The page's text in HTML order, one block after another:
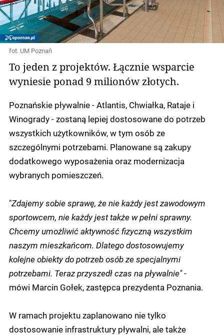
fot. UM Poznań
To jeden z projektów. Łącznie wsparcie
wyniesie ponad 9 milionów złotych.
Poznańskie pływalnie - Atlantis, Chwiałka, Rataje i
Winogrady - zostaną lepiej dostosowane do potrzeb
wszystkich użytkowników, w tym osób ze
szczególnymi potrzebami. Planowane są zakupy
dodatkowego wyposażenia oraz modernizacja
wybranych pomieszczeń.
"Zdajemy sobie sprawę, że nie każdy jest zawodowym
sportowcem, nie każdy jest także w pełni sprawny.
Chcemy umożliwić aktywność fizyczną wszystkim
naszym mieszkańcom. Dlatego dostosowujemy
kolejne obiekty do potrzeb osób ze specjalnymi
potrzebami. Teraz przyszedł czas na pływalnie"-
mówi Marcin Gołek, zastępca prezydenta Poznania.
W ramach projektu zaplanowano nie tylko
dostosowanie infrastruktury pływalni, ale także